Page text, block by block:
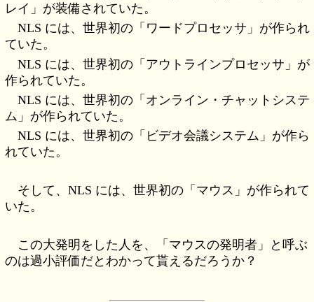
レイ」が装備されていた。
NLS には、世界初の「ワードプロセッサ」が作られ
ていた。
NLS には、世界初の「アウトラインプロセッサ」が
作られていた。
NLS には、世界初の「オンライン・チャットシステ
ム」が作られていた。
NLS には、世界初の「ビデオ会議システム」が作ら
れていた。
そして、NLS には、世界初の「マウス」が作られて
いた。
この大発明をした人を、「マウスの発明者」と呼ぶ
のは過小評価だとわかって貰えるだろうか？